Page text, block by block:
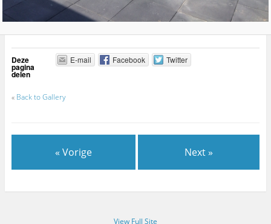
Deze
pagina
delen
E-mail Facebook Twitter
« Back to Gallery
« Vorige Next »
View Full Site